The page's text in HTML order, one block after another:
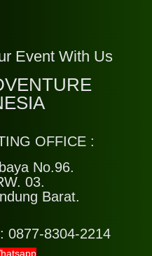
Event With Us
OFFICE :
No.96.
03.
Barat.
0877-8304-2214